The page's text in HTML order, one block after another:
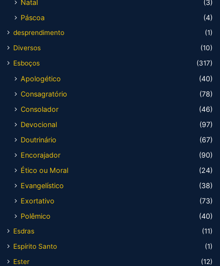
Natal
(3)
Páscoa
(4)
desprendimento
(1)
Diversos
(10)
Esboços
(317)
Apologético
(40)
Consagratório
(78)
Consolador
(46)
Devocional
(97)
Doutrinário
(67)
Encorajador
(90)
Ético ou Moral
(24)
Evangelístico
(38)
Exortativo
(73)
Polêmico
(40)
Esdras
(11)
Espírito Santo
(1)
Ester
(12)